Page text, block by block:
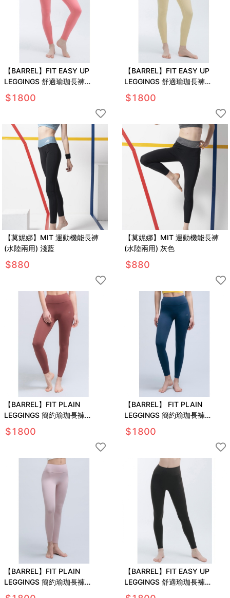
【BARREL】FIT EASY UP
LEGGINGS 舒適瑜珈長褲
#CORAL
$1800
【BARREL】FIT EASY UP
LEGGINGS 舒適瑜珈長褲
#BUTTER
$1800
【莫妮娜】MIT 運動機能長褲
(水陸兩用) 淺藍
$880
【莫妮娜】MIT 運動機能長褲
(水陸兩用) 灰色
$880
【BARREL】FIT PLAIN
LEGGINGS 簡約瑜珈長褲
#BRICK CHILI
$1800
【BARREL】 FIT PLAIN
LEGGINGS 簡約瑜珈長褲
#MOOD NAVY
$1800
【BARREL】FIT PLAIN
LEGGINGS 簡約瑜珈長褲
#DUSTY PINK
【BARREL】FIT EASY UP
LEGGINGS 舒適瑜珈長褲
#COFFEE BROWN